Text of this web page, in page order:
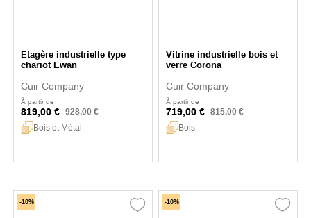
Etagère industrielle type
chariot Ewan
Cuir Company
À partir de
819,00 € 928,00 €
Bois et Métal
Vitrine industrielle bois et
verre Corona
Cuir Company
À partir de
719,00 € 815,00 €
Bois
-10% -10%